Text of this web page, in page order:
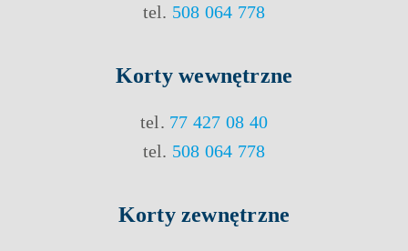
tel. 508 064 778
Kortywewnętrzne
tel. 77 427 08 40
tel. 508 064 778
Korty zewnętrzne